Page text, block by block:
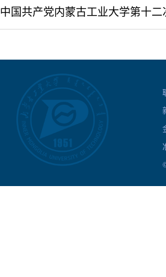
中国共产党内蒙古工业大学第十